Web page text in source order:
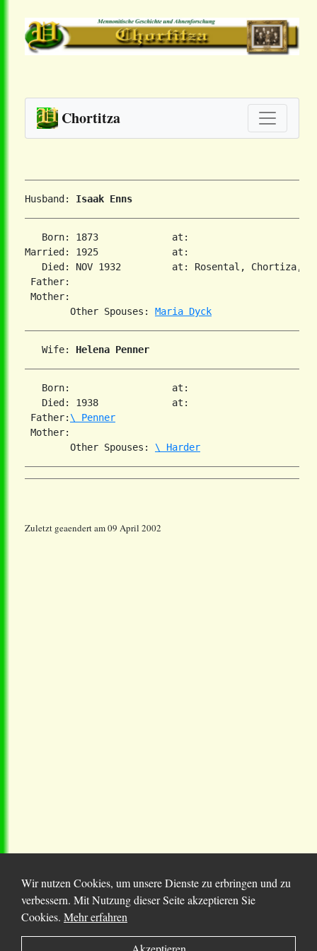
Chortitza
Husband: Isaak Enns
   Born: 1873             at:
Married: 1925             at:
Died: NOV 1932         at: Rosental, Chortiza,
Father:
Mother:
        Other Spouses:
Maria Dyck
   Wife:
Helena Penner
   Born:                  at:
   Died: 1938             at:
Father:\ Penner
Mother:
        Other Spouses:
\ Harder
Zuletzt geaendert am 09 April 2002
© 2025 Chortitza.org | Supported byD. F. Plett
Wir nutzen Cookies, um unsere Dienste zu erbringen und zu
verbessern. Mit Nutzung dieser Seite akzeptieren Sie
Cookies. Mehr erfahren